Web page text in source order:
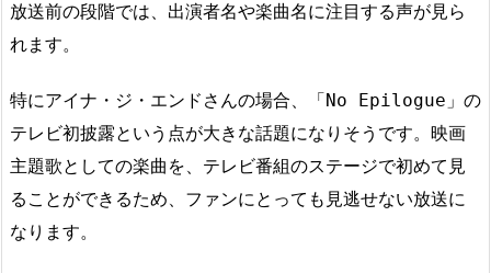
放送前の段階では、出演者名や楽曲名に注目する声が見ら
れます。
特にアイナ・ジ・エンドさんの場合、「No Epilogue」の
テレビ初披露という点が大きな話題になりそうです。映画
主題歌としての楽曲を、テレビ番組のステージで初めて見
ることができるため、ファンにとっても見逃せない放送に
なります。